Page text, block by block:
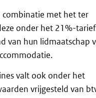
combinatie met het ter
onder het 21%-
van hun lidmaatschap
valt ook onder het
vrijgesteld van